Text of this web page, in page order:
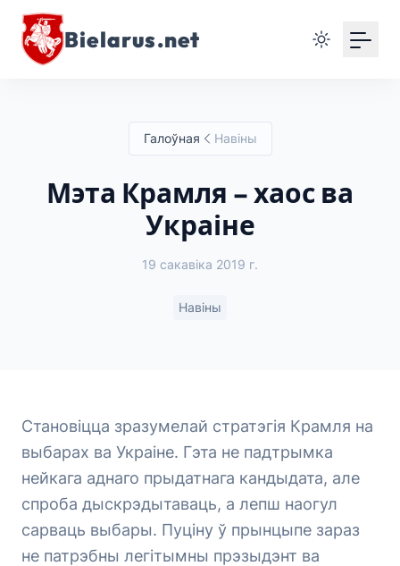
Bielarus.net
Галоўная Навіны
Мэта Крамля – хаос ва
Украіне
19 сакавіка 2019 г.
Навіны
Становіцца зразумелай стратэгія Крамля на
выбарах ва Украіне. Гэта не падтрымка
нейкага аднаго прыдатнага кандыдата, але
спроба дыскрэдытаваць, а лепш наогул
сарваць выбары. Пуціну ў прынцыпе зараз
не патрэбны легітымны прэзыдэнт ва